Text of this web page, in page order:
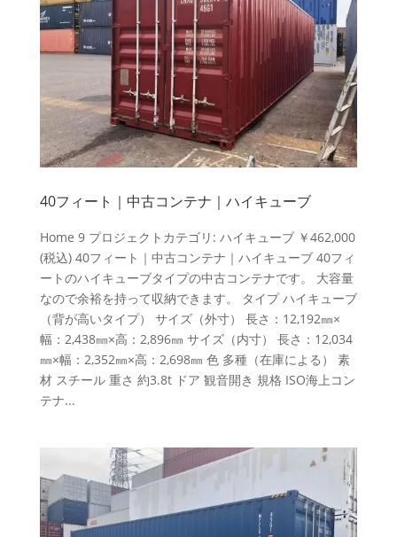
40フィート｜中古コンテナ｜ハイキューブ
Home 9 プロジェクトカテゴリ: ハイキューブ ￥462,000
(税込) 40フィート｜中古コンテナ｜ハイキューブ 40フィ
ートのハイキューブタイプの中古コンテナです。 大容量
なので余裕を持って収納できます。 タイプ ハイキューブ
（背が高いタイプ） サイズ（外寸） 長さ：12,192㎜×
幅：2,438㎜×高：2,896㎜ サイズ（内寸） 長さ：12,034
㎜×幅：2,352㎜×高：2,698㎜ 色 多種（在庫による） 素
材 スチール 重さ 約3.8t ドア 観音開き 規格 ISO海上コン
テナ...